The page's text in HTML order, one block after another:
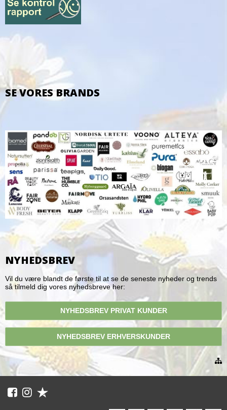
SE VORES BRANDS
NYHEDSBREV
Vil du være blandt de første til at se de seneste nyheder og trends
så tilmeld dig vores nyhedsbreve her:
NYHEDSBREV PRIVAT KUNDER
NYHEDSBREV ERHVERSKUNDER